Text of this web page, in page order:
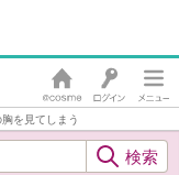
を見てしまう